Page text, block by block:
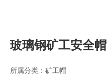
玻璃钢矿工安全帽
所属分类： 矿工帽